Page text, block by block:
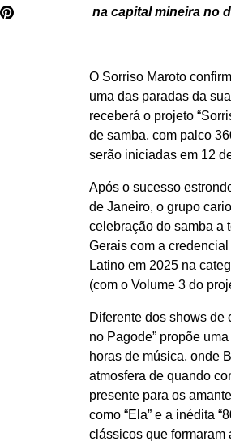
na capital mineira no
O Sorriso Maroto
uma das paradas da
receberá o projeto
de samba, com palco
serão iniciadas em 12
Após o sucesso
de Janeiro, o grupo
celebração do samba a
Gerais com a
Latino em 2025 na
(com o Volume 3 do
Diferente dos shows de
no Pagode” propõe
horas de música, onde
atmosfera de quando
presente para os
como “Ela” e a inédita
clássicos que formaram